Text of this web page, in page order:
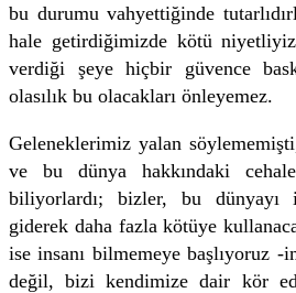
bu durumu vahyettiğinde
hale getirdiğimizde kötü
verdiği şeye hiçbir güvence
olasılık bu olacakları önleyemez.
Geleneklerimiz yalan
ve bu dünya hakkındaki
biliyorlardı; bizler, bu
giderek daha fazla kötüye
ise insanı bilmemeye başlıyoruz -
değil, bizi kendimize dair kör